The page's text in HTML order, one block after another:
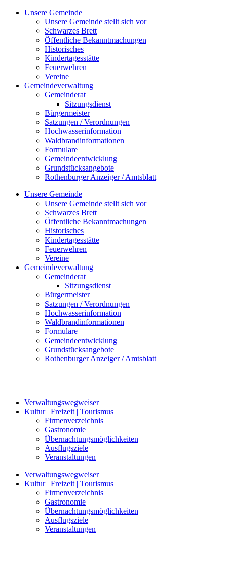
Zum
Unsere Gemeinde
Unsere Gemeinde stellt sich vor
Schwarzes Brett
Öffentliche Bekanntmachungen
Historisches
Kindertagesstätte
Feuerwehren
Vereine
Gemeindeverwaltung
Gemeinderat
Sitzungsdienst
Bürgermeister
Satzungen / Verordnungen
Hochwasserinformation
Waldbrandinformationen
Formulare
Gemeindeentwicklung
Grundstücksangebote
Rothenburger Anzeiger / Amtsblatt
Unsere Gemeinde
Unsere Gemeinde stellt sich vor
Schwarzes Brett
Öffentliche Bekanntmachungen
Historisches
Kindertagesstätte
Feuerwehren
Vereine
Gemeindeverwaltung
Gemeinderat
Sitzungsdienst
Bürgermeister
Satzungen / Verordnungen
Hochwasserinformation
Waldbrandinformationen
Formulare
Gemeindeentwicklung
Grundstücksangebote
Rothenburger Anzeiger / Amtsblatt
Verwaltungswegweiser
Kultur | Freizeit | Tourismus
Firmenverzeichnis
Gastronomie
Übernachtungsmöglichkeiten
Ausflugsziele
Veranstaltungen
Verwaltungswegweiser
Kultur | Freizeit | Tourismus
Firmenverzeichnis
Gastronomie
Übernachtungsmöglichkeiten
Ausflugsziele
Veranstaltungen